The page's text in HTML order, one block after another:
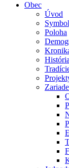
Obec
Úvod
Poloha
História